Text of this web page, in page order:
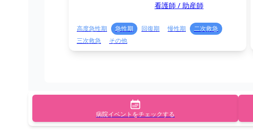
看護師 / 助産師
高度急性期 急性期 回復期 慢性期
二次救急
三次救急
その他
病院イベントをチェックする